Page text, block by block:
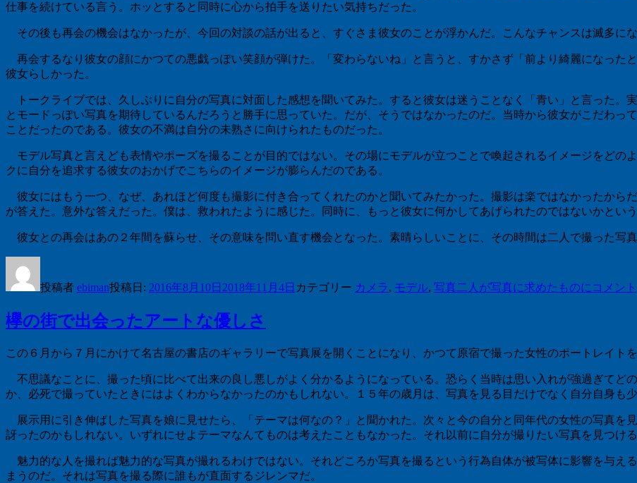
仕事を続けている言う。ホッとすると同時に心から拍手を送りたい気持ちだった。
その後も再会の機会はなかったが、今回の対談の話が出ると、すぐさま彼女のことが浮かんだ。こんなチャンスは滅多に
再会するなり彼女の顔にかつての悪戯っぽい笑顔が弾けた。「変わらないね」と言うと、すかさず「前より綺麗になった
彼女らしかった。
トークライブでは、久しぶりに自分の写真に対面した感想を聞いてみた。すると彼女は迷うことなく「青い」と言った。
とモードっぽい写真を期待しているんだろうと勝手に思っていた。だが、そうではなかったのだ。当時から彼女がこだわっ
ことだったのである。彼女の不満は自分の未熟さに向けられたものだった。
モデル写真と言えども表情やポーズを撮ることが目的ではない。その場にモデルが立つことで喚起されるイメージをどの
クに自分を追求する彼女のおかげでこちらのイメージが膨らんだのである。
彼女にはもう一つ、なぜ、あれほど何度も撮影に付き合ってくれたのかと聞いてみたかった。撮影は楽ではなかったから
が答えた。意外な答えだった。僕は、救われたように感じた。同時に、もっと彼女に何かしてあげられたのではないかとい
彼女との再会はあの２年間を蘇らせ、その意味を問い直す機会となった。素晴らしいことに、その時間は二人で撮った写真
投稿者 ebiman投稿日: 2016年8月10日 2018年11月4日 カテゴリー カメラ , モデル, 写真二人が写真に求めたものに コメント
欅の街で出会ったアートな優しさ
この６月から７月にかけて名古屋の書店のギャラリーで写真展を開くことになり、かつて原宿で撮った女性のポートレイト
不思議なことに、撮った頃に比べて出来の良し悪しがよく分かるようになっている。恐らく当時は思い入れが強過ぎてど
か、必死で撮っていたときにはよくわからなかったのかもしれない。１５年の歳月は、写真を見る目だけでなく自分自身も
展示用に引き伸ばした写真を娘に見せたら、「テーマは何なの？」と聞かれた。次々と今の自分と同年代の女性の写真を
訝ったのかもしれない。いずれにせよテーマなんてものは考えたこともなかった。それ以前に自分が撮りたい写真を見つけ
魅力的な人を撮れば魅力的な写真が撮れるわけではない。それどころか写真を撮るという行為自体が被写体に影響を与え
まうのだ。それは写真を撮る際に誰もが直面するジレンマだ。